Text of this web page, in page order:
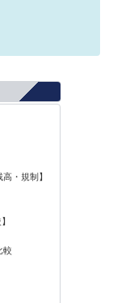
・規制】
較